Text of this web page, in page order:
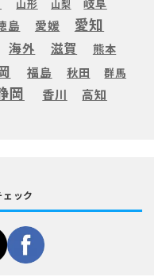
山形 山梨
岐阜
島 愛媛 愛知
海外 滋賀
熊本
福島 秋田 群馬
岡 香川 高知
ック